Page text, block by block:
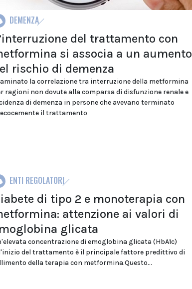
DEMENZA
del trattamento con
si associa a un aumento
rischio di demenza
la correlazione tra interruzione della metformina
ragioni non dovute alla comparsa di disfunzione renale e
di demenza in persone che avevano terminato
il trattamento
ENTI REGOLATORI
di tipo 2 e monoterapia con
attenzione ai valori di
glicata
concentrazione di emoglobina glicata (HbA1c)
del trattamento è il principale fattore predittivo di
della terapia con metformina.Questo...